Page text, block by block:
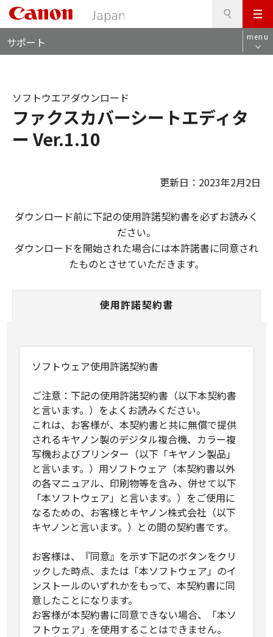
メ
ニ
ュ
サポート menu
ファクスカバーシートエディタ
ー Ver.1.10
ソフトウエアダウンロード
更新日：2023年2月2日
ダウンロード前に下記の使用許諾契約書を必ずお読みく
ださい。
ダウンロードを開始された場合には本許諾書に同意され
たものとさせていただきます。
使用許諾契約書
ソフトウェア使用許諾契約書
ご注意：下記の使用許諾契約書（以下本契約書
と言います。）をよくお読みください。
これは、お客様が、本契約書と共に無償で提供
されるキヤノン製のデジタル複合機、カラー複
写機およびプリンター（以下「キヤノン製品」
と言います。）用ソフトウェア（本契約書以外
の各マニュアル、印刷物等を含み、併せて以下
「本ソフトウェア」と言います。）をご使用に
なるための、お客様とキヤノン株式会社（以下
キヤノンと言います。）との間の契約書です。
お客様は、『同意』を示す下記のボタンをクリ
ックした時点、または「本ソフトウェア」のイ
ンストールのいずれかをもって、本契約書に同
意したことになります。
お客様が本契約書に同意できない場合、「本ソ
フトウェア」を使用することはできません。